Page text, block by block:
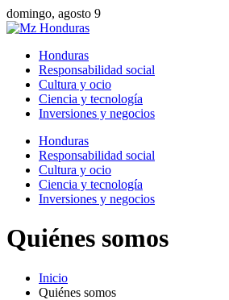
domingo, agosto 9
Honduras
Responsabilidad social
Cultura y ocio
Ciencia y tecnología
Inversiones y negocios
Honduras
Responsabilidad social
Cultura y ocio
Ciencia y tecnología
Inversiones y negocios
Quiénes somos
Inicio
Quiénes somos